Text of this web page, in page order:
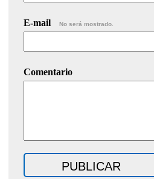
E-mail No será mostrado.
Comentario